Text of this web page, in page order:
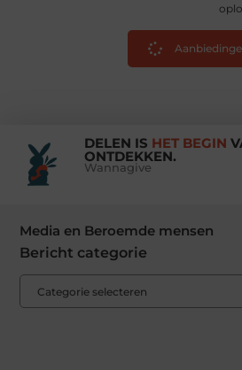
DELEN IS HET BEGIN
ONTDEKKEN.
Wannagive
Media en Beroemde mensen
Bericht categorie